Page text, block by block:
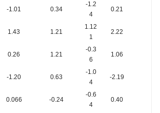
-1.01 0.34
-1.2
4
0.21
1.43 1.21
1.12
1
2.22
0.26 1.21
-0.3
6
1.06
-1.20 0.63
-1.0
4
-2.19
0.066 -0.24
-0.6
4
0.40